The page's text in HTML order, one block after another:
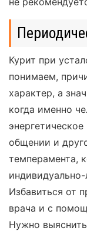
Курит при
понимаем,
характер, а
когда именно
общении и
темперамента,
Избавиться от
врача и с
Нужно